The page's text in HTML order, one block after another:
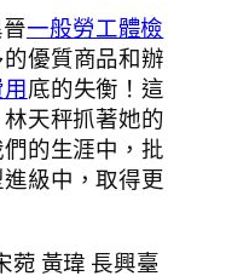
一般勞工體檢
優質商品和辦
底的失衡！這
天秤抓著她的
的生涯中，批
級中，取得更
菀 黃瑋 長興臺